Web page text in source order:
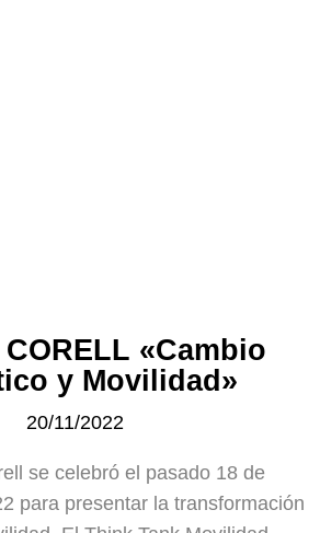
CORELL «Cambio
y Movilidad»
20/11/2022
se celebró el pasado 18 de
para presentar la transformación